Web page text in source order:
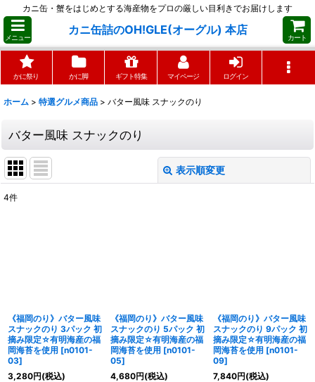
カニ缶・蟹をはじめとする海産物をプロの厳しい目利きでお届けします
メニュー
カニ缶詰のOH!GLE(オーグル) 本店
カート
かに祭り かに脚 ギフト特集 マイページ ログイン
ホーム > 特選グルメ商品 > バター風味 スナックのり
バター風味 スナックのり
表示順変更
4件
《福岡のり》バター風味
スナックのり 3パック 初
摘み限定☆有明海産の福
岡海苔を使用 [n0101-
03]
3,280円(税込)
《福岡のり》バター風味
スナックのり 5パック 初
摘み限定☆有明海産の福
岡海苔を使用 [n0101-
05]
4,680円(税込)
《福岡のり》バター風味
スナックのり 9パック 初
摘み限定☆有明海産の福
岡海苔を使用 [n0101-
09]
7,840円(税込)